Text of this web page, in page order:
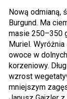
Nową odmianą,
Burgund. Ma
masie 250–350
Muriel.
owoce w
korzeniowy.
wzrost
mniejszym